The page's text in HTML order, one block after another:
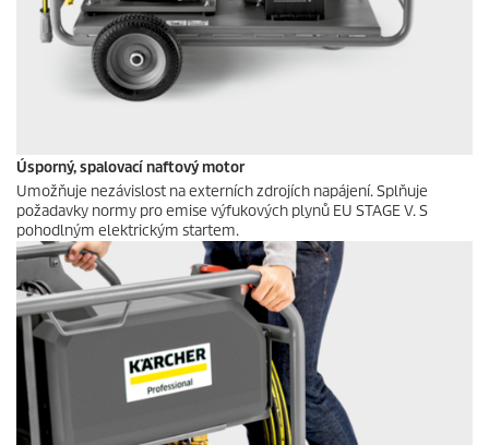
Úsporný, spalovací naftový motor
Umožňuje nezávislost na externích zdrojích napájení. Splňuje
požadavky normy pro emise výfukových plynů EU STAGE V. S
pohodlným elektrickým startem.